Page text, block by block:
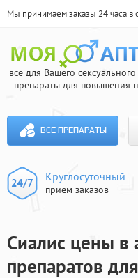
Мы принимаем заказы 24 часа в
все для Вашего
препараты для повышения
ВСЕ ПРЕПАРАТЫ
Круглосуточный
прием заказов
Сиалис цены в
препаратов